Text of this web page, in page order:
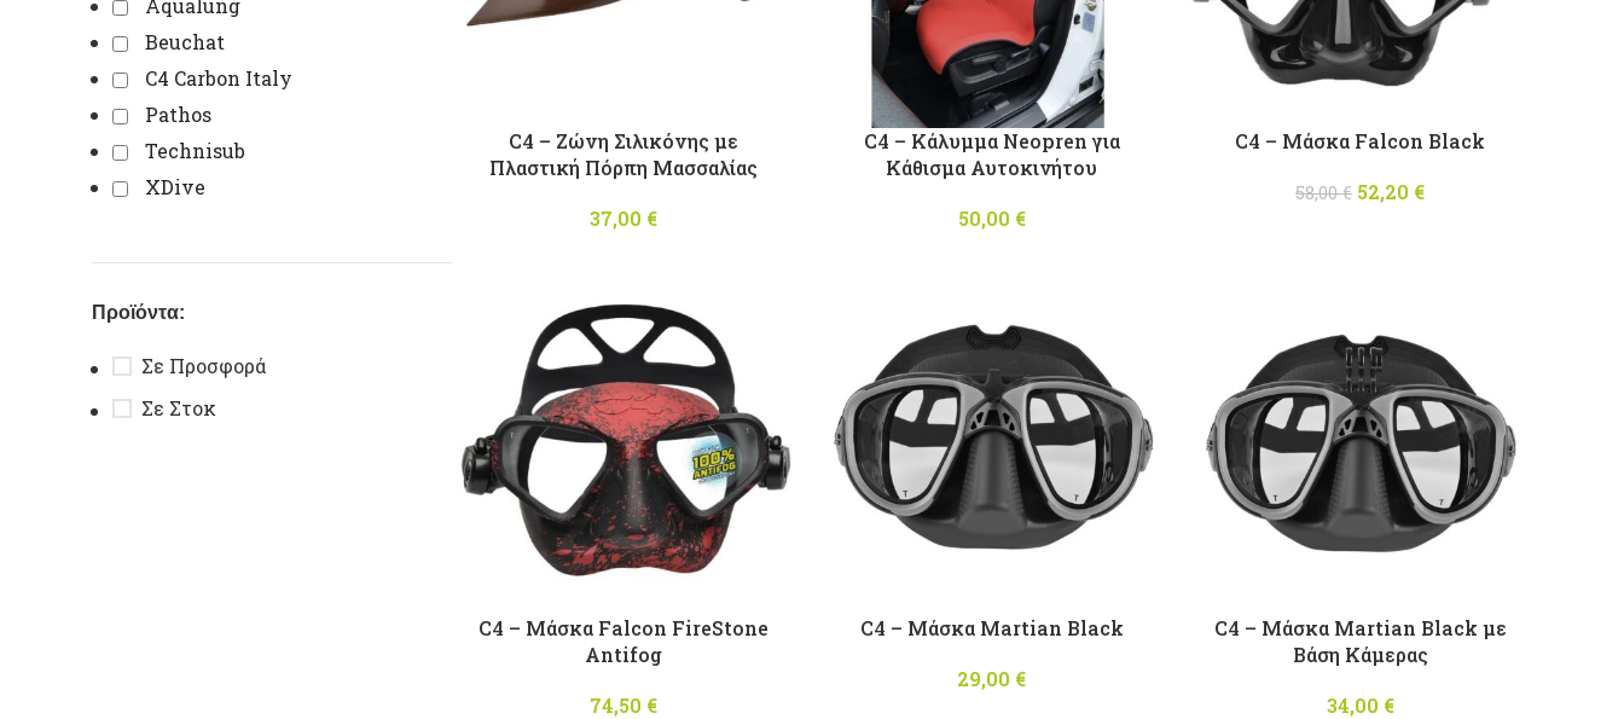
Aqualung
Beuchat
C4 Carbon Italy
Pathos
Technisub
XDive
Προϊόντα:
Σε Προσφορά
Σε Στοκ
C4 – Ζώνη Σιλικόνης με
Πλαστική Πόρπη Μασσαλίας
37,00 €
C4 – Κάλυμμα Neopren για
Κάθισμα Αυτοκινήτου
50,00 €
C4 – Μάσκα Falcon Black
58,00€
Original price
52,20 €
C4 – Μάσκα Falcon FireStone
Antifog
74,50 €
C4 – Μάσκα Martian Black
29,00 €
C4 – Μάσκα Martian Black με
Βάση Κάμερας
34,00 €